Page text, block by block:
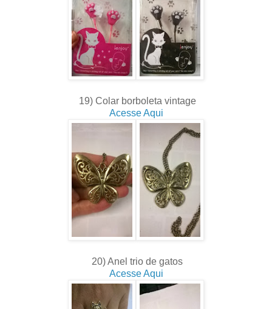
19) Colar borboleta vintage
Acesse Aqui
20) Anel trio de gatos
Acesse Aqui